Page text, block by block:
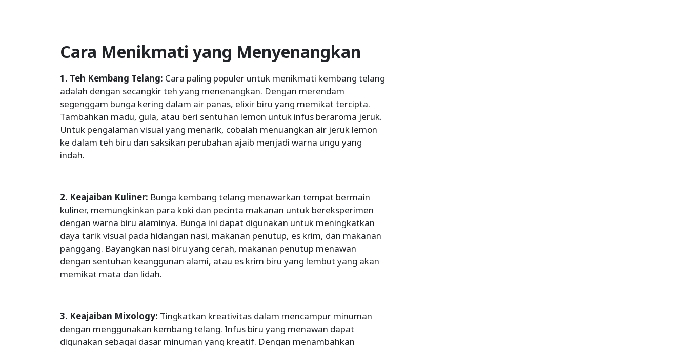
Cara Menikmati yang Menyenangkan
1. Teh Kembang Telang: Cara paling populer untuk menikmati kembang telang
adalah dengan secangkir teh yang menenangkan. Dengan merendam
segenggam bunga kering dalam air panas, elixir biru yang memikat tercipta.
Tambahkan madu, gula, atau beri sentuhan lemon untuk infus beraroma jeruk.
Untuk pengalaman visual yang menarik, cobalah menuangkan air jeruk lemon
ke dalam teh biru dan saksikan perubahan ajaib menjadi warna ungu yang
indah.
2. Keajaiban Kuliner: Bunga kembang telang menawarkan tempat bermain
kuliner, memungkinkan para koki dan pecinta makanan untuk bereksperimen
dengan warna biru alaminya. Bunga ini dapat digunakan untuk meningkatkan
daya tarik visual pada hidangan nasi, makanan penutup, es krim, dan makanan
panggang. Bayangkan nasi biru yang cerah, makanan penutup menawan
dengan sentuhan keanggunan alami, atau es krim biru yang lembut yang akan
memikat mata dan lidah.
3. Keajaiban Mixology: Tingkatkan kreativitas dalam mencampur minuman
dengan menggunakan kembang telang. Infus biru yang menawan dapat
digunakan sebagai dasar minuman yang kreatif. Dengan menambahkan